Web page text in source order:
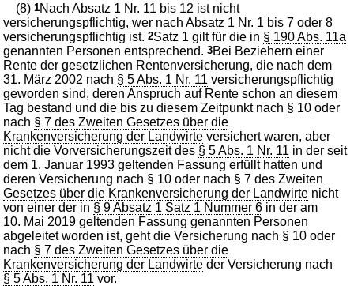
(8)1Nach Absatz 1 Nr. 11 bis 12 ist nicht
versicherungspflichtig, wer nach Absatz 1 Nr. 1 bis 7 oder 8
versicherungspflichtig ist.2Satz 1 gilt für die in § 190 Abs. 11a
genannten Personen entsprechend.3Bei Beziehern einer
Rente der gesetzlichen Rentenversicherung, die nach dem
31. März 2002 nach § 5 Abs. 1 Nr. 11 versicherungspflichtig
geworden sind, deren Anspruch auf Rente schon an diesem
Tag bestand und die bis zu diesem Zeitpunkt nach § 10 oder
nach § 7 des Zweiten Gesetzes über die
Krankenversicherung der Landwirte versichert waren, aber
nicht die Vorversicherungszeit des § 5 Abs. 1 Nr. 11 in der seit
dem 1. Januar 1993 geltenden Fassung erfüllt hatten und
deren Versicherung nach § 10 oder nach § 7 des Zweiten
Gesetzes über die Krankenversicherung der Landwirte nicht
von einer der in § 9 Absatz 1 Satz 1 Nummer 6 in der am
10. Mai 2019 geltenden Fassung genannten Personen
abgeleitet worden ist, geht die Versicherung nach § 10 oder
nach § 7 des Zweiten Gesetzes über die
Krankenversicherung der Landwirte der Versicherung nach
§ 5 Abs. 1 Nr. 11 vor.